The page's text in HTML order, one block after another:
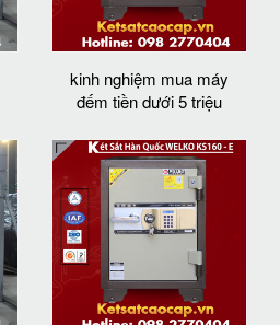
kinh nghiệm mua máy
đếm tiền dưới 5 triệu